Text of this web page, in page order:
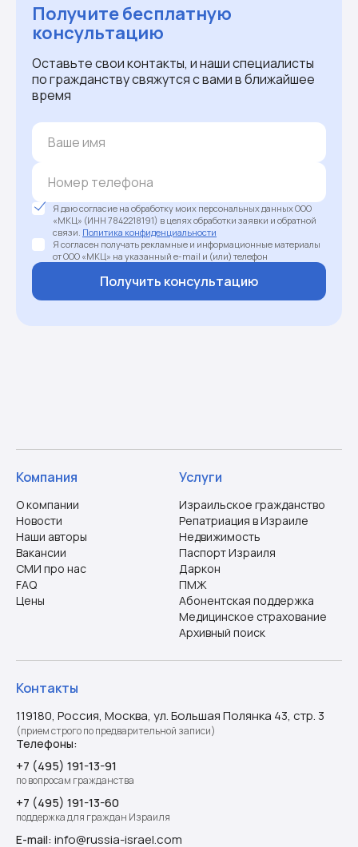
Получите бесплатную
консультацию
Оставьте свои контакты, и наши специалисты
по гражданству свяжутся с вами в ближайшее
время
Я даю согласие на обработку моих персональных данных ООО
«МКЦ» (ИНН 7842218191) в целях обработки заявки и обратной
связи. Политика конфиденциальности
Я согласен получать рекламные и информационные материалы
от ООО «МКЦ» на указанный e-mail и (или) телефон
Получить консультацию
Компания
О компании
Новости
Наши авторы
Вакансии
СМИ про нас
FAQ
Цены
Услуги
Израильское гражданство
Репатриация в Израиле
Недвижимость
Паспорт Израиля
Даркон
ПМЖ
Абонентская поддержка
Медицинское страхование
Архивный поиск
Контакты
119180, Россия, Москва, ул. Большая Полянка 43, стр. 3
(прием строго по предварительной записи)
Телефоны:
+7 (495) 191-13-91
по вопросам гражданства
+7 (495) 191-13-60
поддержка для граждан Израиля
E-mail: info@russia-israel.com